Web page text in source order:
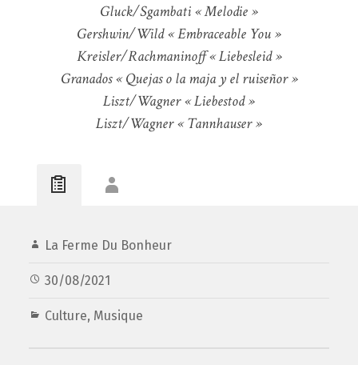
Gluck/Sgambati « Melodie »
Gershwin/Wild « Embraceable You »
Kreisler/Rachmaninoff « Liebesleid »
Granados « Quejas o la maja y el ruiseñor »
Liszt/Wagner « Liebestod »
Liszt/Wagner « Tannhauser »
La Ferme Du Bonheur
30/08/2021
Culture, Musique